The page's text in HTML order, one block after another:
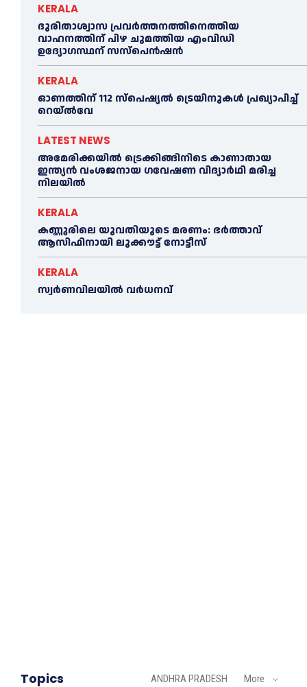
KERALA
ദുരിതാശ്വാസ പ്രവര്‍ത്തനത്തിനെത്തിയ
വാഹനത്തിന് പിഴ ചുമത്തിയ എംവിഡി
ഉദ്യോഗസ്ഥന് സസ്പെൻഷൻ
KERALA
ഓണത്തിന് 112 സ്പെഷ്യല്‍ ട്രെയിനുകള്‍ പ്രഖ്യാപിച്ച്‌
റെയ്ല്‍വേ
LATEST NEWS
അമേരിക്കയില്‍ ട്രെക്കിങ്ങിനിടെ കാണാതായ
ഇന്ത്യൻ വംശജനായ ഗവേഷണ വിദ്യാര്‍ഥി മരിച്ച
നിലയില്‍
KERALA
കണ്ണൂരിലെ യുവതിയുടെ മരണം: ഭര്‍ത്താവ്
ആസിഫിനായി ലുക്കൗട്ട് നോട്ടീസ്
KERALA
സ്വർണവിലയിൽ വർധനവ്
Topics ANDHRA PRADESH More